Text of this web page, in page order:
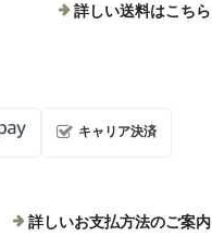
詳しい送料はこちら
キャリア決済
詳しいお支払方法のご案内